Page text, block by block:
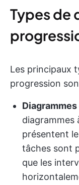
Types de
Les principaux
progression
diagrammes
présentent
tâches sont
que les